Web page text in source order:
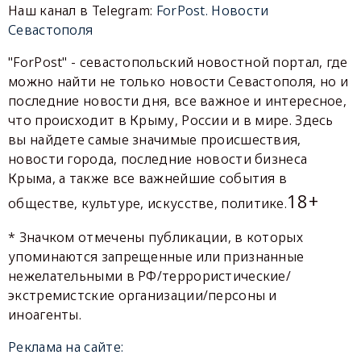
Наш канал в Telegram: ForPost. Новости
Севастополя
"ForPost" - севастопольский новостной портал, где
можно найти не только новости Севастополя, но и
последние новости дня, все важное и интересное,
что происходит в Крыму, России и в мире. Здесь
вы найдете самые значимые происшествия,
новости города, последние новости бизнеса
Крыма, а также все важнейшие события в
обществе, культуре, искусстве, политике.18+
* Значком отмечены публикации, в которых
упоминаются запрещенные или признанные
нежелательными в РФ/террористические/
экстремистские организации/персоны и
иноагенты.
Реклама на сайте: